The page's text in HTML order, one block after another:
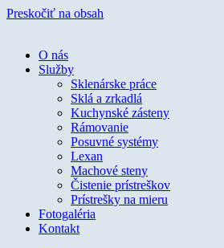
Preskočiť na obsah
O nás
Služby
Sklenárske práce
Sklá a zrkadlá
Kuchynské zásteny
Rámovanie
Posuvné systémy
Lexan
Machové steny
Čistenie prístreškov
Prístrešky na mieru
Fotogaléria
Kontakt